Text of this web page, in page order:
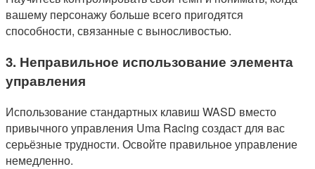
вашему персонажу больше всего пригодятся
способности, связанные с выносливостью.
3. Неправильное использование элемента
управления
Использование стандартных клавиш WASD вместо
привычного управления Uma Racing создаст для вас
серьёзные трудности. Освойте правильное управление
немедленно.